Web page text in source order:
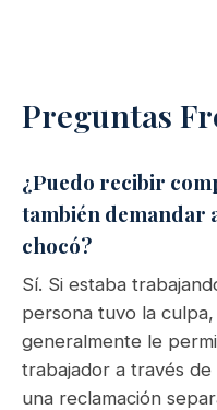
Preguntas
¿Puedo recibir
también demandar
chocó?
Sí. Si estaba
persona tuvo la
generalmente le
trabajador a través
una reclamación